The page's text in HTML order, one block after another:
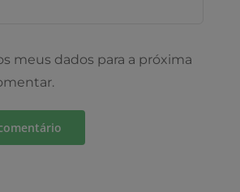
meus dados para a próxima